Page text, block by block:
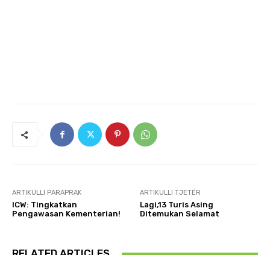
ARTIKULLI PARAPRAK
ICW: Tingkatkan
Pengawasan Kementerian!
ARTIKULLI TJETËR
Lagi,13 Turis Asing
Ditemukan Selamat